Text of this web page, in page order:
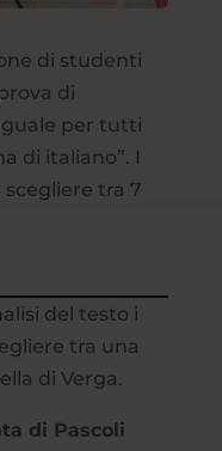
di studenti
di
per tutti
di italiano”. I
tra 7
del testo i
tra una
di Verga.
di Pascoli